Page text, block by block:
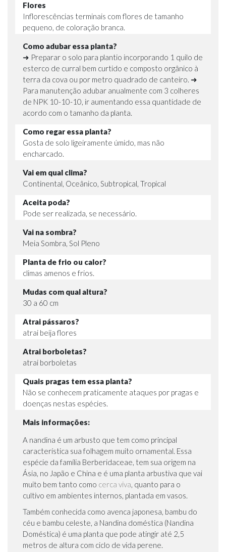
Flores
Inflorescências terminais com flores de tamanho
pequeno, de coloração branca.
Como adubar essa planta?
➜ Preparar o solo para plantio incorporando 1 quilo de
esterco de curral bem curtido e composto orgânico à
terra da cova ou por metro quadrado de canteiro. ➜
Para manutenção adubar anualmente com 3 colheres
de NPK 10-10-10, ir aumentando essa quantidade de
acordo com o tamanho da planta.
Como regar essa planta?
Gosta de solo ligeiramente úmido, mas não
encharcado.
Vai em qual clima?
Continental, Oceânico, Subtropical, Tropical
Aceita poda?
Pode ser realizada, se necessário.
Vai na sombra?
Meia Sombra, Sol Pleno
Planta de frio ou calor?
climas amenos e frios.
Mudas com qual altura?
30 a 60 cm
Atrai pássaros?
atrai beija flores
Atrai borboletas?
atrai borboletas
Quais pragas tem essa planta?
Não se conhecem praticamente ataques por pragas e
doenças nestas espécies.
Mais informações:
A nandina é um arbusto que tem como principal
característica sua folhagem muito ornamental. Essa
espécie da família Berberidaceae, tem sua origem na
Ásia, no Japão e China e é uma planta arbustiva que vai
muito bem tanto como cerca viva, quanto para o
cultivo em ambientes internos, plantada em vasos.
Também conhecida como avenca japonesa, bambu do
céu e bambu celeste, a Nandina doméstica (Nandina
Doméstica) é uma planta que pode atingir até 2,5
metros de altura com ciclo de vida perene.